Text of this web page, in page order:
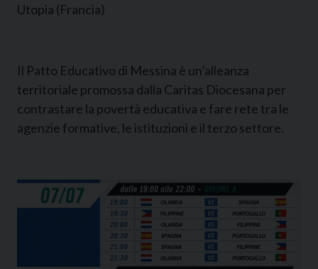
Utopia (Francia)
Il Patto Educativo di Messina è un’alleanza
territoriale promossa dalla Caritas Diocesana per
contrastare la povertà educativa e fare rete tra le
agenzie formative, le istituzioni e il terzo settore.